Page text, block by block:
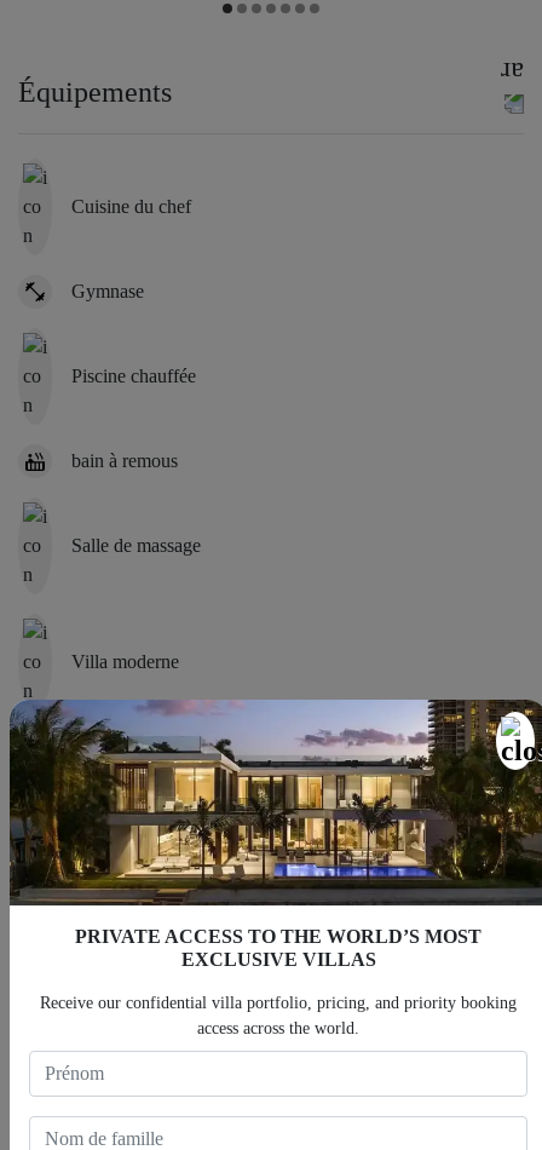
Équipements
Cuisine du chef
Gymnase
Piscine chauffée
bain à remous
Salle de massage
Villa moderne
Vues sur la montagne
Vue sur l'océan
Espace repas extérieur
Salon extérieur
Piscine
Système de sécurité domestique
PRIVATE ACCESS TO THE WORLD’S MOST
EXCLUSIVE VILLAS
Receive our confidential villa portfolio, pricing, and priority booking
access across the world.